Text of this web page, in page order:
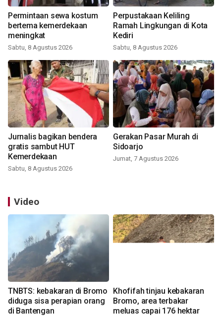
Permintaan sewa kostum
bertema kemerdekaan
meningkat
Sabtu, 8 Agustus 2026
Perpustakaan Keliling
Ramah Lingkungan di Kota
Kediri
Sabtu, 8 Agustus 2026
Jurnalis bagikan bendera
gratis sambut HUT
Kemerdekaan
Sabtu, 8 Agustus 2026
Gerakan Pasar Murah di
Sidoarjo
Jumat, 7 Agustus 2026
Video
TNBTS: kebakaran di Bromo
diduga sisa perapian orang
di Bantengan
Khofifah tinjau kebakaran
Bromo, area terbakar
meluas capai 176 hektar